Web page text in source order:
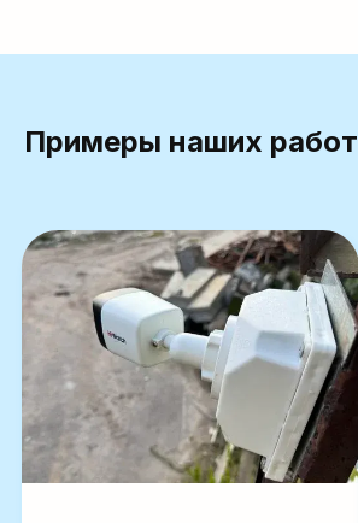
Примеры наших работ